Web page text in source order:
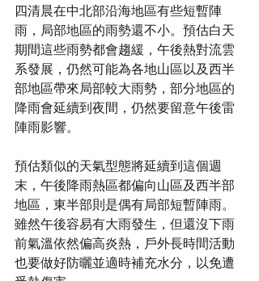
四清晨在中北部沿海地區有些短暫陣
雨，局部地區的雨勢還不小。預估白天
期間這些雨勢都會趨緩，午後熱對流雲
系發展，仍然可能為各地山區以及西半
部地區帶來局部較大雨勢，部分地區的
降雨會延續到夜間，仍然要留意午後雷
陣雨影響。
預估類似的天氣型態將延續到這個週
末，午後降雨熱區都偏向山區及西半部
地區，東半部則是偶有局部短暫陣雨。
雖然午後容易有大雨發生，但還沒下雨
前氣溫依然偏高炎熱，戶外長時間活動
也要做好防曬並適時補充水分，以免遭